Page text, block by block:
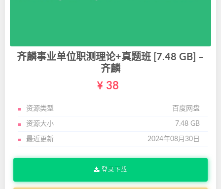
齐麟事业单位职测理论+真题班 [7.48 GB] –
齐麟
38
资源类型 百度网盘
资源大小 7.48 GB
最近更新 2024年08月30日
登录下载